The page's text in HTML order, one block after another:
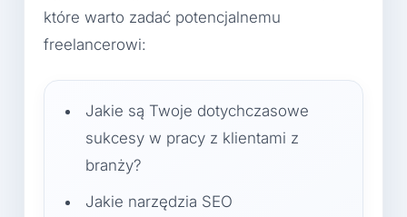
które warto zadać potencjalnemu
freelancerowi:
Jakie są Twoje dotychczasowe
sukcesy w pracy z klientami z
branży?
Jakie narzędzia SEO